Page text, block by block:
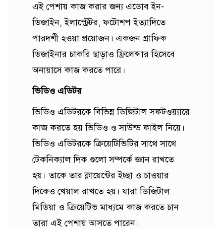
এই পেশায় কাজ করার জন্য এডোব ইন-
ডিজাইন, ইলাস্ট্রেটর, ফটোশপ ইত্যাদিতে
পারদর্শী হওয়া প্রয়োজন। একজন গ্রাফিক
ডিজাইনার চাকরি ছাড়াও ফ্রিলেন্সার হিসেবে
অনায়াসে কাজ করতে পারে।
ভিডিও এডিটর
ভিডিও এডিটরকে বিভিন্ন ডিজিটাল সফটওয়্যারে
কাজ করতে হয় ভিডিও ও সাউন্ড ফাইল নিয়ে।
ভিডিও এডিটরকে ক্রিয়েটিভিটির সাথে সাথে
টেকনিক্যাল দিক গুলো সম্পর্কে জ্ঞান রাখতে
হয়। তাকে তার ক্লায়েন্টের ইচ্ছা ও চাওয়ার
দিকেও খেয়াল রাখতে হয়। যারা ডিজিটাল
মিডিয়া ও ক্রিয়েটিভ মাধ্যমে কাজ করতে চান
তারা এই পেশায় আসতে পারেন।